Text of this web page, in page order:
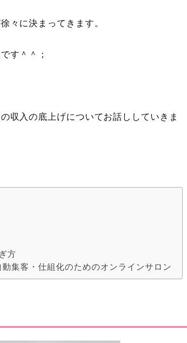
々に決まってきます。
す＾＾；
収入の底上げについてお話ししていきま
方
集客・仕組化のためのオンラインサロン